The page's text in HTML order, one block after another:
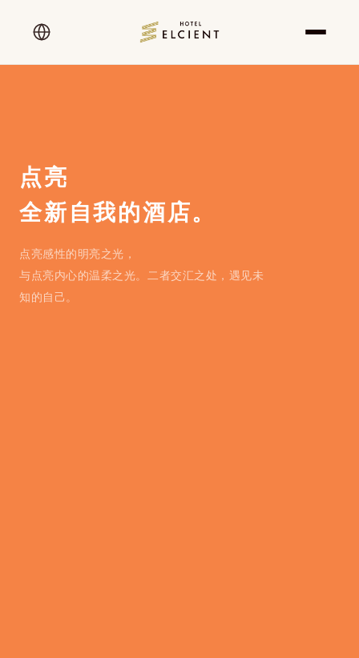
点亮
全新自我的酒店。
点亮感性的明亮之光，
与点亮内心的温柔之光。二者交汇之处，遇见未
知的自己。